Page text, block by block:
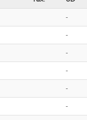
-
-
-
-
-
-